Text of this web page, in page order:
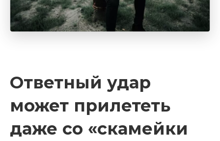
Ответный удар
может прилететь
даже со «скамейки